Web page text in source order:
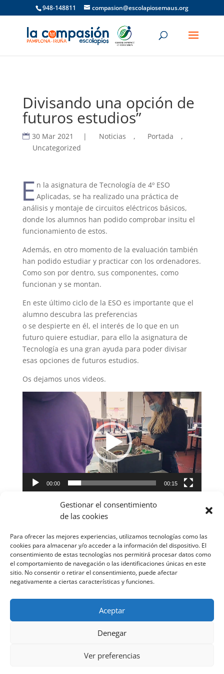
Gestionar el consentimiento
de las cookies
Para ofrecer las mejores experiencias, utilizamos tecnologías como las
cookies para almacenar y/o acceder a la información del dispositivo. El
consentimiento de estas tecnologías nos permitirá procesar datos como
el comportamiento de navegación o las identificaciones únicas en este
sitio. No consentir o retirar el consentimiento, puede afectar
negativamente a ciertas características y funciones.
Aceptar
Denegar
Ver preferencias
948-148811 compasion@escolapiosemaus.org
Divisando una opción de
futuros estudios”
30 Mar 2021 | Noticias , Portada
,
Uncategorized
E n la asignatura de Tecnología de 4º ESO
Aplicadas, se ha realizado una práctica de
análisis y montaje de circuitos eléctricos básicos,
donde los alumnos han podido comprobar insitu el
funcionamiento de estos.
Además, en otro momento de la evaluación también
han podido estudiar y practicar con los ordenadores.
Como son por dentro, sus componentes, como
funcionan y se montan.
En este último ciclo de la ESO es importante que el
alumno descubra las preferencias
o se despierte en él, el interés de lo que en un
futuro quiere estudiar, para ello la asignatura de
Tecnología es una gran ayuda para poder divisar
esas opciones de futuros estudios.
Os dejamos unos videos.
00:00 00:15
00:00